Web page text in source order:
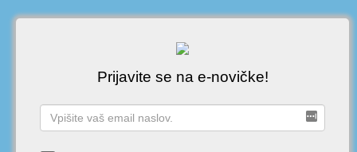
Prijavite se na e-novičke!